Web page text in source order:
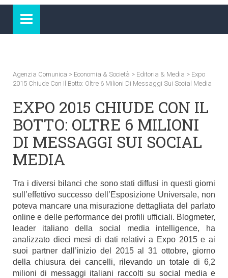
Agenzia Comunica > Economia & Società > Editoria & Media > Expo
2015 Chiude Con Il Botto: Oltre 6 Milioni Di Messaggi Sui Social Media
EXPO 2015 CHIUDE CON IL
BOTTO: OLTRE 6 MILIONI
DI MESSAGGI SUI SOCIAL
MEDIA
Tra i diversi bilanci che sono stati diffusi in questi giorni
sull’effettivo successo dell’Esposizione Universale, non
poteva mancare una misurazione dettagliata del parlato
online e delle performance dei profili ufficiali. Blogmeter,
leader italiano della social media intelligence, ha
analizzato dieci mesi di dati relativi a Expo 2015 e ai
suoi partner dall’inizio del 2015 al 31 ottobre, giorno
della chiusura dei cancelli, rilevando un totale di 6,2
milioni di messaggi italiani raccolti su social media e